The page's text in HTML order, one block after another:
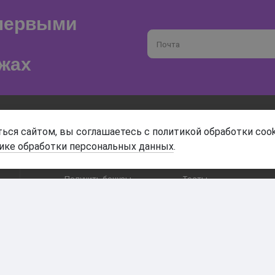
Почта
О магазине Доставка и оплата
Гарантия и возврат
Получить бонусы Тесты
сайтом, вы соглашаетесь с политикой обработки
обработки персональных данных.